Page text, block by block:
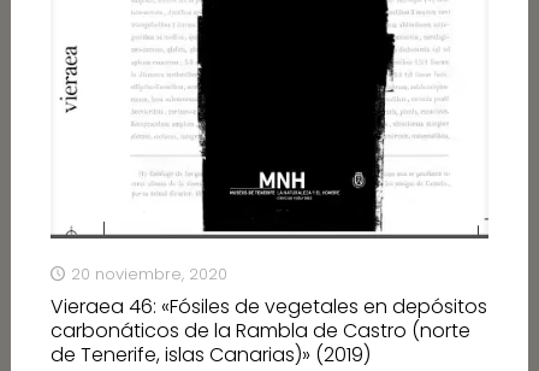
20 noviembre, 2020
Vieraea 46: «Fósiles de vegetales en depósitos
carbonáticos de la Rambla de Castro (norte
de Tenerife, islas Canarias)» (2019)